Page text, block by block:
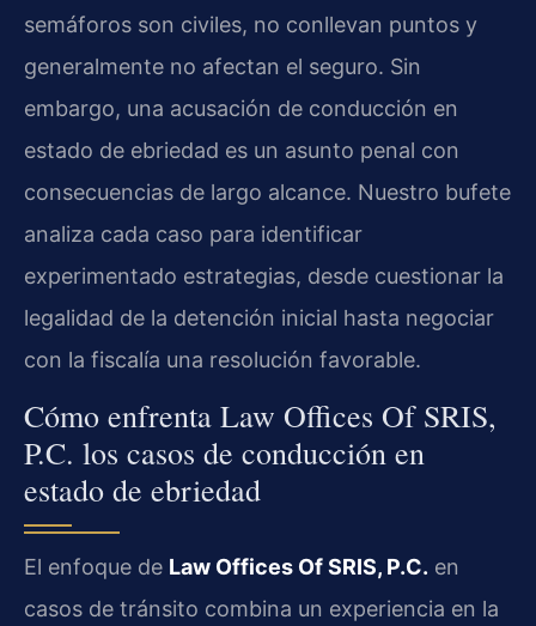
semáforos son civiles, no conllevan puntos y
generalmente no afectan el seguro. Sin
embargo, una acusación de conducción en
estado de ebriedad es un asunto penal con
consecuencias de largo alcance. Nuestro bufete
analiza cada caso para identificar
experimentado estrategias, desde cuestionar la
legalidad de la detención inicial hasta negociar
con la fiscalía una resolución favorable.
Cómo enfrenta Law Offices Of SRIS,
P.C. los casos de conducción en
estado de ebriedad
El enfoque de Law Offices Of SRIS, P.C. en
casos de tránsito combina un experiencia en la